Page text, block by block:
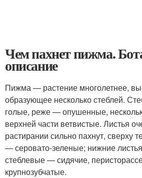
Чем пахнет пижма.
описание
Пижма — растение многолетнее,
образующее несколько стеблей.
голые, реже — опушенные,
верхней части ветвистые. Листья
растирании сильно пахнут, сверху
— серовато-зеленые; нижние
стеблевые — сидячие,
крупнозубчатые.